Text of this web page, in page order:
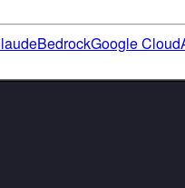
BedrockGoogle Cloud